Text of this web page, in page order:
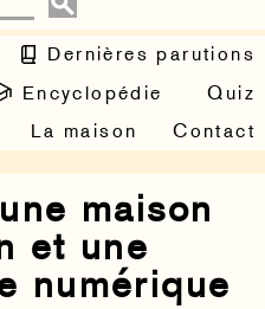
Dernières parutions
Encyclopédie
Quiz
La maison Contact
maison
et une
numérique